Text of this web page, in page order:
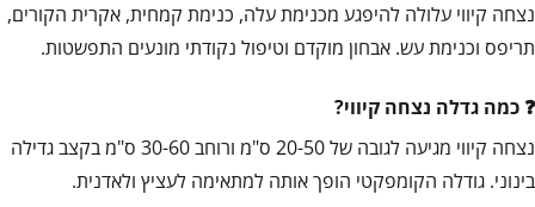
נצחה קיווי עלולה להיפגע מכנימת עלה, כנימת קמחית, אקרית הקורים,
תריפס וכנימת עש. אבחון מוקדם וטיפול נקודתי מונעים התפשטות.
כמה גדלה נצחה קיווי?
נצחה קיווי מגיעה לגובה של 20-50 ס"מ ורוחב 30-60 ס"מ בקצב גדילה
בינוני. גודלה הקומפקטי הופך אותה למתאימה לעציץ ולאדנית.